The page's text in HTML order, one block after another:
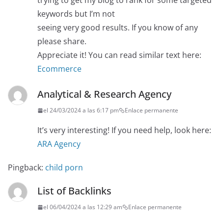
keywords but I’m not
seeing very good results. If you know of any
please share.
Appreciate it! You can read similar text here:
Ecommerce
Analytical & Research Agency
el 24/03/2024 a las 6:17 pm Enlace permanente
It’s very interesting! If you need help, look here:
ARA Agency
Pingback: child porn
List of Backlinks
el 06/04/2024 a las 12:29 am Enlace permanente